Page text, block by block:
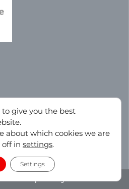
give you the best
about which cookies we are
in settings.
Settings